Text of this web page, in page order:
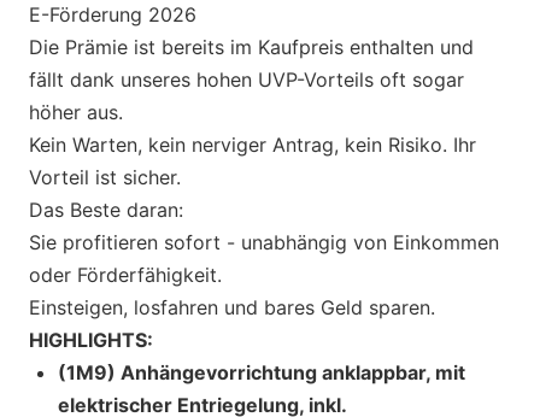
E-Förderung 2026
Die Prämie ist bereits im Kaufpreis enthalten und
fällt dank unseres hohen UVP-Vorteils oft sogar
höher aus.
Kein Warten, kein nerviger Antrag, kein Risiko. Ihr
Vorteil ist sicher.
Das Beste daran:
Sie profitieren sofort - unabhängig von Einkommen
oder Förderfähigkeit.
Einsteigen, losfahren und bares Geld sparen.
HIGHLIGHTS:
(1M9) Anhängevorrichtung anklappbar, mit
elektrischer Entriegelung, inkl.